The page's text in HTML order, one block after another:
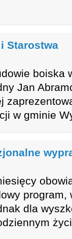
Starostwa
boiska
Jan
w gminie
dla